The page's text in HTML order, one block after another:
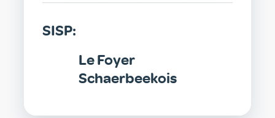
SISP:
Le Foyer
Schaerbeekois